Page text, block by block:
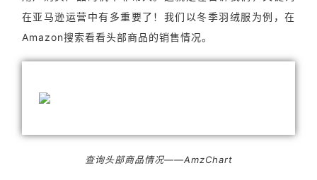
在亚马逊运营中有多重要了！我们以冬季羽绒服为例，在
Amazon搜索看看头部商品的销售情况。
查询头部商品情况——AmzChart